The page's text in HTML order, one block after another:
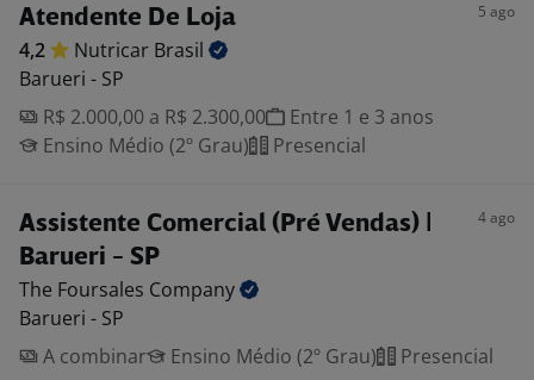
Atendente De Loja 5 ago
4,2 Nutricar Brasil
Barueri - SP
R$ 2.000,00 a R$ 2.300,00
Entre 1 e 3 anos
Ensino Médio (2º Grau)
Presencial
Assistente Comercial (Pré Vendas) |
Barueri - SP
4 ago
The Foursales Company
Barueri - SP
A combinar
Ensino Médio (2º Grau) Presencial